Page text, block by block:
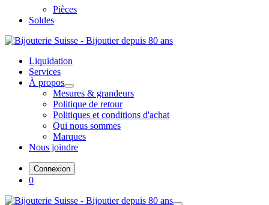
Pièces
Soldes
Liquidation
Services
À propos
Mesures & grandeurs
Politique de retour
Politiques et conditions d'achat
Qui nous sommes
Marques
Nous joindre
Connexion
0